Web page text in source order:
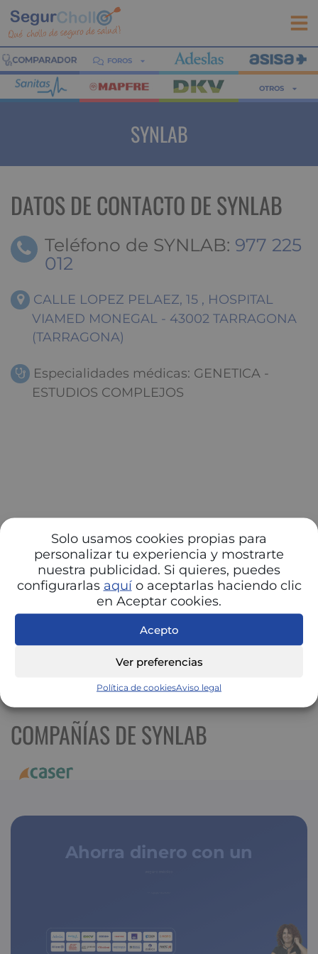
Solo usamos cookies propias para
personalizar tu experiencia y mostrarte
nuestra publicidad. Si quieres, puedes
configurarlas aquío aceptarlas haciendo clic
en Aceptar cookies.
Acepto
Ver preferencias
Política de cookiesAviso legal
FOROS
OTROS
SYNLAB
DATOS DE CONTACTO DE SYNLAB
Teléfono de SYNLAB: 977 225
012
CALLE LOPEZ PELAEZ, 15 , HOSPITAL
VIAMED MONEGAL - 43002 TARRAGONA
(TARRAGONA)
Especialidades médicas: GENETICA -
ESTUDIOS COMPLEJOS
COMPAÑÍAS DE SYNLAB
Ahorra dinero con un